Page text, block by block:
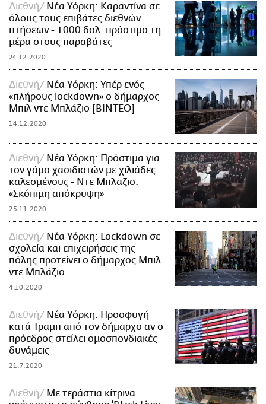
Διεθνή
Νέα Υόρκη: Καραντίνα σε
όλους τους επιβάτες διεθνών
πτήσεων - 1000 δολ. πρόστιμο τη
μέρα στους παραβάτες
24.12.2020
Διεθνή
Νέα Υόρκη: Υπέρ ενός
«πλήρους lockdown» ο δήμαρχος
Μπιλ ντε Μπλάζιο [ΒΙΝΤΕΟ]
14.12.2020
Διεθνή
Νέα Υόρκη: Πρόστιμα για
τον γάμο χασιδιστών με χιλιάδες
καλεσμένους - Ντε Μπλαζιο:
«Σκόπιμη απόκρυψη»
25.11.2020
Διεθνή
Νέα Υόρκη: Lockdown σε
σχολεία και επιχειρήσεις της
πόλης προτείνει ο δήμαρχος Μπιλ
ντε Μπλάζιο
4.10.2020
Διεθνή
Νέα Υόρκη: Προσφυγή
κατά Τραμπ από τον δήμαρχο αν ο
πρόεδρος στείλει ομοσπονδιακές
δυνάμεις
21.7.2020
Διεθνή
Με τεράστια κίτρινα